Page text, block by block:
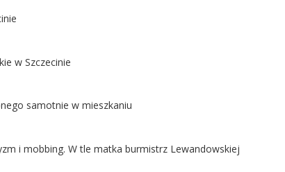
w Szczecinie
samotnie w mieszkaniu
i mobbing. W tle matka burmistrz Lewandowskiej